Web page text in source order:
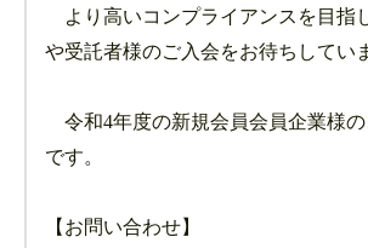
より高いコンプライアンスを目指
や受託者様のご入会をお待ちしてい
令和4年度の新規会員会員企業様
です。
【お問い合わせ】